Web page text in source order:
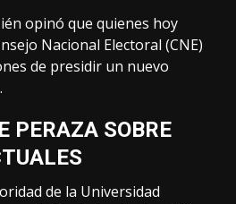
opinó que quienes hoy
Nacional Electoral (CNE)
de presidir un nuevo
PERAZA SOBRE
de la Universidad